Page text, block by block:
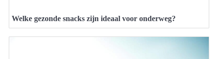
Welke gezonde snacks zijn ideaal voor onderweg?